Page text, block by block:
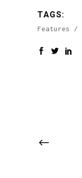
TAGS:
Features